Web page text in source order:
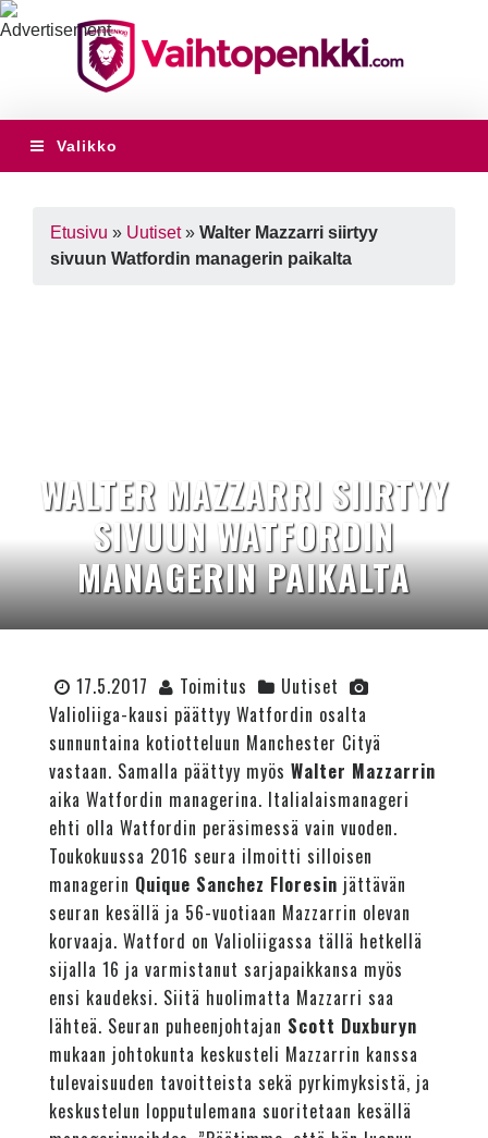
Valikko
Etusivu » Uutiset» Walter Mazzarri siirtyy
sivuun Watfordin managerin paikalta
WALTER MAZZARRI SIIRTYY
SIVUUN WATFORDIN
MANAGERIN PAIKALTA
17.5.2017 Toimitus
Uutiset
Valioliiga-kausi päättyy Watfordin osalta
sunnuntaina kotiotteluun Manchester Cityä
vastaan. Samalla päättyy myös Walter Mazzarrin
aika Watfordin managerina. Italialaismanageri
ehti olla Watfordin peräsimessä vain vuoden.
Toukokuussa 2016 seura ilmoitti silloisen
managerin Quique Sanchez Floresin jättävän
seuran kesällä ja 56-vuotiaan Mazzarrin olevan
korvaaja. Watford on Valioliigassa tällä hetkellä
sijalla 16 ja varmistanut sarjapaikkansa myös
ensi kaudeksi. Siitä huolimatta Mazzarri saa
lähteä. Seuran puheenjohtajan Scott Duxburyn
mukaan johtokunta keskusteli Mazzarrin kanssa
tulevaisuuden tavoitteista sekä pyrkimyksistä, ja
keskustelun lopputulemana suoritetaan kesällä